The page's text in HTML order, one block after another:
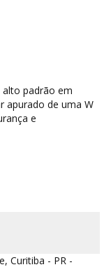
alto padrão em
apurado de uma W
e
Curitiba - PR -